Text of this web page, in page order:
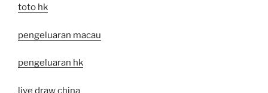
toto hk
pengeluaran macau
pengeluaran hk
live draw china